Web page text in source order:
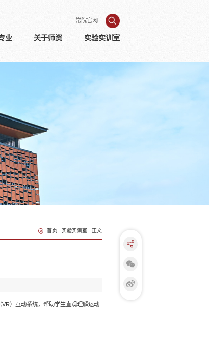
常院官网
业 关于师资 实验实训室
首页 - 实验实训室- 正文
）互动系统，帮助学生直观理解运动